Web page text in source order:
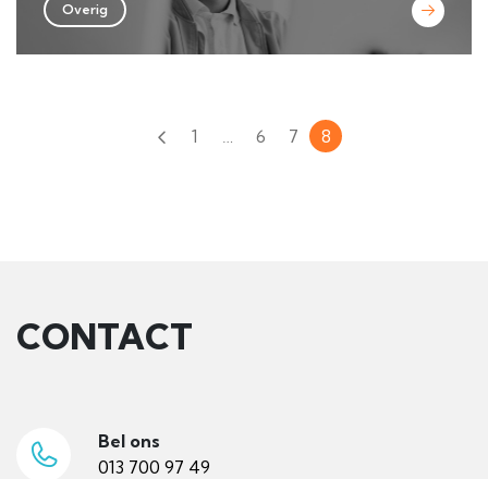
Overig
1 … 6 7 8
CONTACT
Bel ons
013 700 97 49